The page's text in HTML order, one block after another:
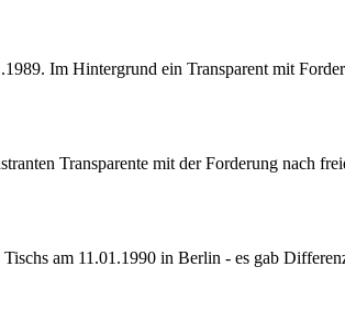
Im Hintergrund ein Transparent mit
Transparente mit der Forderung nach
am 11.01.1990 in Berlin - es gab